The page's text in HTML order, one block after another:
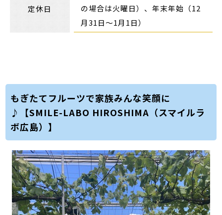
定休日
の場合は火曜日）、年末年始（12
月31日～1月1日）
もぎたてフルーツで家族みんな笑顔に
♪【SMILE-LABO HIROSHIMA（スマイルラ
ボ広島）】